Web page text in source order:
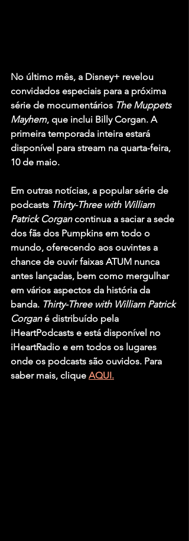
No último mês, a Disney+ revelou
convidados especiais para a próxima
série de mocumentários The Muppets
Mayhem, que inclui Billy Corgan. A
primeira temporada inteira estará
disponível para stream na quarta-feira,
10 de maio.
Em outras notícias, a popular série de
podcasts Thirty-Three with William
Patrick Corgan continua a saciar a sede
dos fãs dos Pumpkins em todo o
mundo, oferecendo aos ouvintes a
chance de ouvir faixas ATUM nunca
antes lançadas, bem como mergulhar
em vários aspectos da história da
banda. Thirty-Three with William Patrick
Corgan é distribuído pela
iHeartPodcasts e está disponível no
iHeartRadio e em todos os lugares
onde os podcasts são ouvidos. Para
saber mais, clique AQUI.